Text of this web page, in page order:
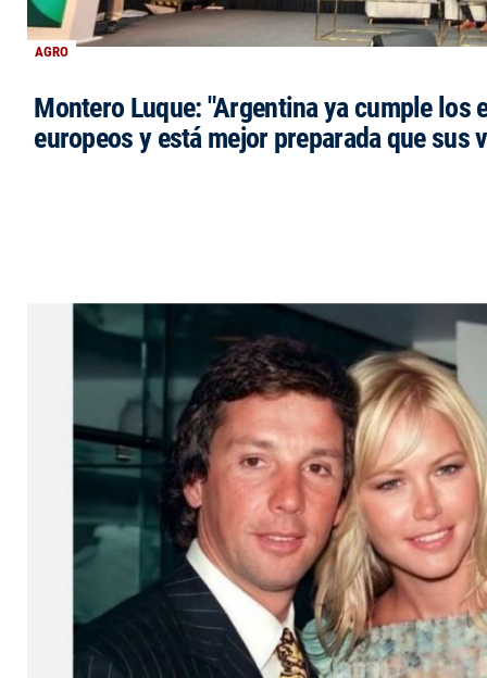
AGRO
Montero Luque: "Argentina ya cumple los
europeos y está mejor preparada que sus